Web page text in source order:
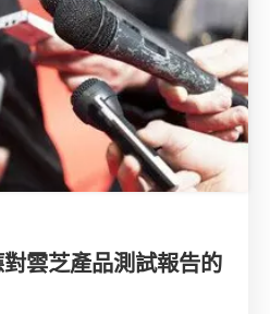
雲芝產品測試報告的